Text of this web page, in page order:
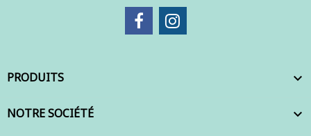
PRODUITS 
NOTRE SOCIÉTÉ 